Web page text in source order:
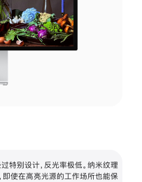
特别设计，反光率极低。纳米纹理
即使在高亮光源的工作场所也能保